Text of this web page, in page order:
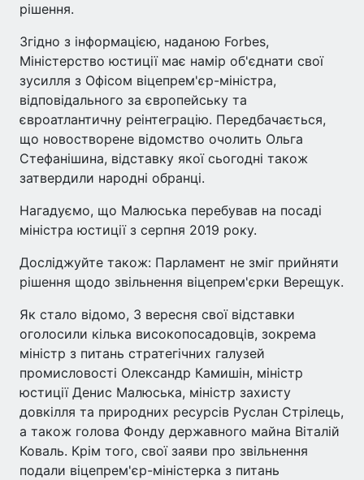
рішення.
Згідно з інформацією, наданою Forbes,
Міністерство юстиції має намір об'єднати свої
зусилля з Офісом віцепрем'єр-міністра,
відповідального за європейську та
євроатлантичну реінтеграцію. Передбачається,
що новостворене відомство очолить Ольга
Стефанішина, відставку якої сьогодні також
затвердили народні обранці.
Нагадуємо, що Малюська перебував на посаді
міністра юстиції з серпня 2019 року.
Досліджуйте також: Парламент не зміг прийняти
рішення щодо звільнення віцепрем'єрки Верещук.
Як стало відомо, 3 вересня свої відставки
оголосили кілька високопосадовців, зокрема
міністр з питань стратегічних галузей
промисловості Олександр Камишін, міністр
юстиції Денис Малюська, міністр захисту
довкілля та природних ресурсів Руслан Стрілець,
а також голова Фонду державного майна Віталій
Коваль. Крім того, свої заяви про звільнення
подали віцепрем'єр-міністерка з питань